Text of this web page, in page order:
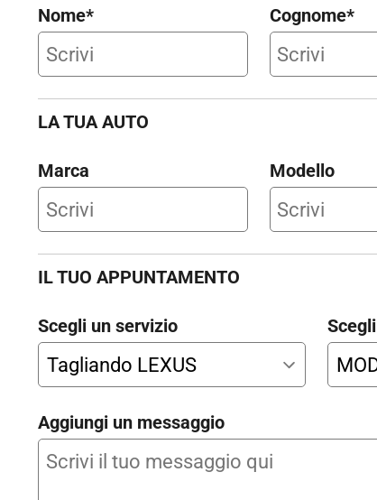
Nome* Cognome*
LA TUA AUTO
Marca Modello
IL TUO APPUNTAMENTO
Scegli un servizio
Aggiungi un messaggio